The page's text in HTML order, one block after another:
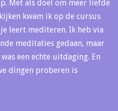
Met als doel om meer liefde
kwam ik op de cursus
leert mediteren. Ik heb via
meditaties gedaan, maar
een echte uitdaging. En
dingen proberen is